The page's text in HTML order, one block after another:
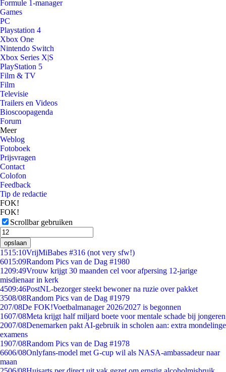
Formule 1-manager
Games
PC
Playstation 4
Xbox One
Nintendo Switch
Xbox Series X|S
PlayStation 5
Film & TV
Film
Televisie
Trailers en Videos
Bioscoopagenda
Forum
Meer
Weblog
Fotoboek
Prijsvragen
Contact
Colofon
Feedback
Tip de redactie
FOK!
FOK!
Scrollbar gebruiken
opslaan
1515:10VrijMiBabes #316 (not very sfw!)
6015:09Random Pics van de Dag #1980
1209:49Vrouw krijgt 30 maanden cel voor afpersing 12-jarige
misdienaar in kerk
4509:46PostNL-bezorger steekt bewoner na ruzie over pakket
3508/08Random Pics van de Dag #1979
207/08De FOK!Voetbalmanager 2026/2027 is begonnen
1607/08Meta krijgt half miljard boete voor mentale schade bij jongeren
2007/08Denemarken pakt AI-gebruik in scholen aan: extra mondelinge
examens
1907/08Random Pics van de Dag #1978
6606/08Onlyfans-model met G-cup wil als NASA-ambassadeur naar
maan